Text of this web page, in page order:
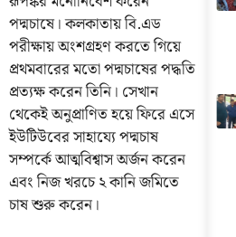
পদ্মচাষে। কলকাতায় বি.এড
পরীক্ষায় অংশগ্রহণ করতে গিয়ে
প্রথমবারের মতো পদ্মচাষের পদ্ধতি
প্রত্যক্ষ করেন তিনি। সেখান
থেকেই অনুপ্রাণিত হয়ে ফিরে এসে
ইউটিউবের সাহায্যে পদ্মচাষ
সম্পর্কে আত্মবিশ্বাস অর্জন করেন
এবং নিজ খরচে ২ কানি জমিতে
চাষ শুরু করেন।